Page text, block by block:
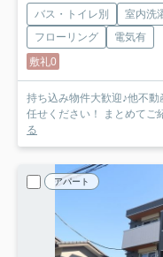
バス・トイレ別 室内洗
フローリング
電気有
敷礼0
持ち込み物件大歓迎♪他不
任せください！ まとめて
る
アパート